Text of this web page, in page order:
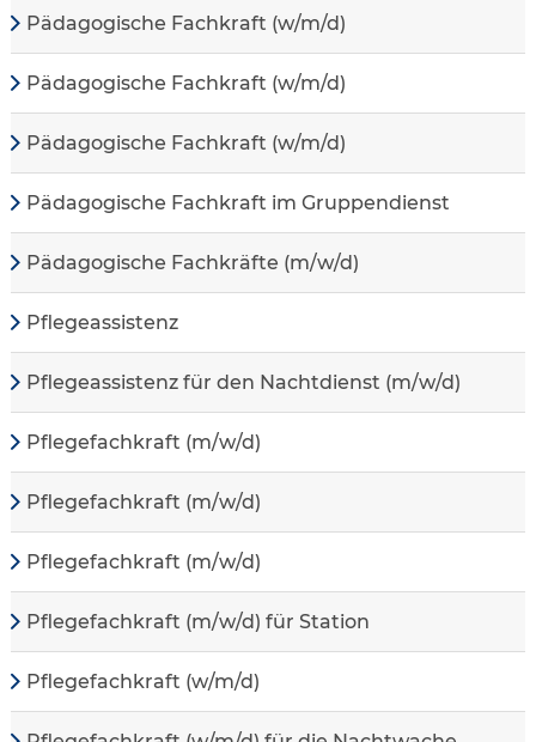
Pädagogische Fachkraft (w/m/d)
Pädagogische Fachkraft (w/m/d)
Pädagogische Fachkraft (w/m/d)
Pädagogische Fachkraft im Gruppendienst
Pädagogische Fachkräfte (m/w/d)
Pflegeassistenz
Pflegeassistenz für den Nachtdienst (m/w/d)
Pflegefachkraft (m/w/d)
Pflegefachkraft (m/w/d)
Pflegefachkraft (m/w/d)
Pflegefachkraft (m/w/d) für Station
Pflegefachkraft (w/m/d)